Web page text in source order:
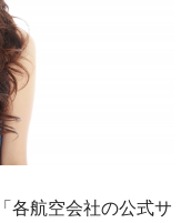
各航空会社の公式サ